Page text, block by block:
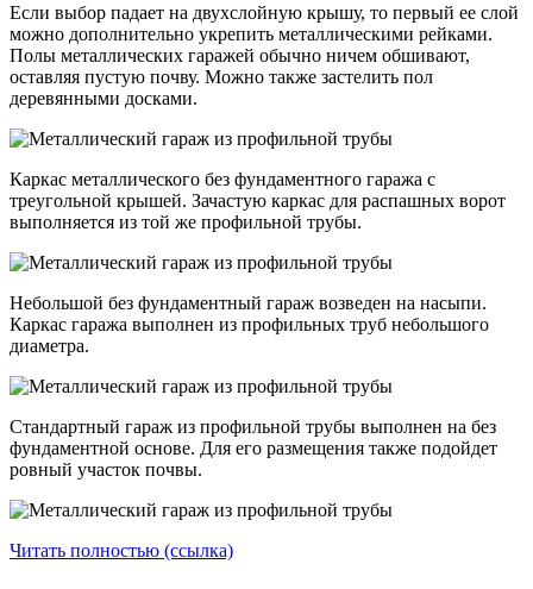
Если выбор падает на двухслойную крышу, то первый ее слой
можно дополнительно укрепить металлическими рейками.
Полы металлических гаражей обычно ничем обшивают,
оставляя пустую почву. Можно также застелить пол
деревянными досками.
Каркас металлического без фундаментного гаража с
треугольной крышей. Зачастую каркас для распашных ворот
выполняется из той же профильной трубы.
Небольшой без фундаментный гараж возведен на насыпи.
Каркас гаража выполнен из профильных труб небольшого
диаметра.
Стандартный гараж из профильной трубы выполнен на без
фундаментной основе. Для его размещения также подойдет
ровный участок почвы.
Читать полностью (ссылка)